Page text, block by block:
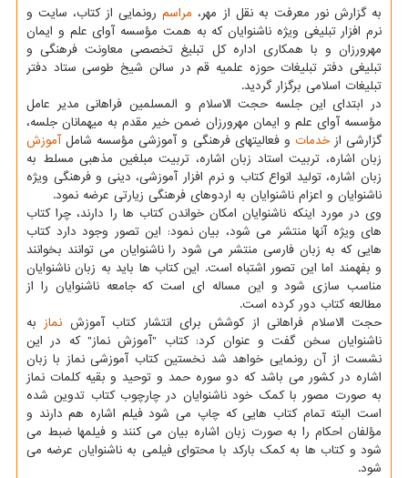
به گزارش نور معرفت به نقل از مهر، مراسمرونمایی از کتاب، سایت و
نرم افزار تبلیغی ویژه ناشنوایان که به همت مؤسسه آوای علم و ایمان
مهرورزان و با همکاری اداره کل تبلیغ تخصصی معاونت فرهنگی و
تبلیغی دفتر تبلیغات حوزه علمیه قم در سالن شیخ طوسی ستاد دفتر
تبلیغات اسلامی برگزار گردید.
در ابتدای این جلسه حجت الاسلام و المسلمین فراهانی مدیر عامل
مؤسسه آوای علم و ایمان مهرورزان ضمن خیر مقدم به میهمانان جلسه،
گزارشی ازخدمات و فعالیتهای فرهنگی و آموزشی مؤسسه شاملآموزش
زبان اشاره، تربیت استاد زبان اشاره، تربیت مبلغین مذهبی مسلط به
زبان اشاره، تولید انواع کتاب و نرم افزار آموزشی، دینی و فرهنگی ویژه
ناشنوایان و اعزام ناشنوایان به اردوهای فرهنگی زیارتی عرضه نمود.
وی در مورد اینکه ناشنوایان امکان خواندن کتاب ها را دارند، چرا کتاب
های ویژه آنها منتشر می شود، بیان نمود: این تصور وجود دارد کتاب
هایی که به زبان فارسی منتشر می شود را ناشنوایان می توانند بخوانند
و بفهمند اما این تصور اشتباه است. این کتاب ها باید به زبان ناشنوایان
مناسب سازی شود و این مساله ای است که جامعه ناشنوایان را از
مطالعه کتاب دور کرده است.
حجت الاسلام فراهانی از کوشش برای انتشار کتاب آموزش نماز به
ناشنوایان سخن گفت و عنوان کرد: کتاب "آموزش نماز" که در این
نشست از آن رونمایی خواهد شد نخستین کتاب آموزشی نماز با زبان
اشاره در کشور می باشد که دو سوره حمد و توحید و بقیه کلمات نماز
به صورت مصور با کمک خود ناشنوایان در چارچوب کتاب تدوین شده
است البته تمام کتاب هایی که چاپ می شود فیلم اشاره هم دارند و
مؤلفان احکام را به صورت زبان اشاره بیان می کنند و فیلمها ضبط می
شود و کتاب ها به کمک بارکد با محتوای فیلمی به ناشنوایان عرضه می
شود.